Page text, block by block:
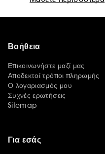
Βοήθεια
Επικοινωνήστε μαζί μας
Αποδεκτοί τρόποι πληρωμής
Ο λογαριασμός μου
Συχνές ερωτήσεις
Sitemap
Για εσάς